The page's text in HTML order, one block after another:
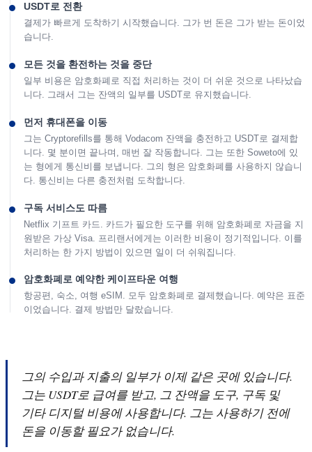
USDT로 전환
결제가 빠르게 도착하기 시작했습니다. 그가 번 돈은 그가 받는 돈이었
습니다.
모든 것을 환전하는 것을 중단
일부 비용은 암호화폐로 직접 처리하는 것이 더 쉬운 것으로 나타났습
니다. 그래서 그는 잔액의 일부를 USDT로 유지했습니다.
먼저 휴대폰을 이동
그는 Cryptorefills를 통해 Vodacom 잔액을 충전하고 USDT로 결제합
니다. 몇 분이면 끝나며, 매번 잘 작동합니다. 그는 또한 Soweto에 있
는 형에게 통신비를 보냅니다. 그의 형은 암호화폐를 사용하지 않습니
다. 통신비는 다른 충전처럼 도착합니다.
구독 서비스도 따름
Netflix 기프트 카드. 카드가 필요한 도구를 위해 암호화폐로 자금을 지
원받은 가상 Visa. 프리랜서에게는 이러한 비용이 정기적입니다. 이를
처리하는 한 가지 방법이 있으면 일이 더 쉬워집니다.
암호화폐로 예약한 케이프타운 여행
항공편, 숙소, 여행 eSIM. 모두 암호화폐로 결제했습니다. 예약은 표준
이었습니다. 결제 방법만 달랐습니다.
그의 수입과 지출의 일부가 이제 같은 곳에 있습니다.
그는 USDT로 급여를 받고, 그 잔액을 도구, 구독 및
기타 디지털 비용에 사용합니다. 그는 사용하기 전에
돈을 이동할 필요가 없습니다.